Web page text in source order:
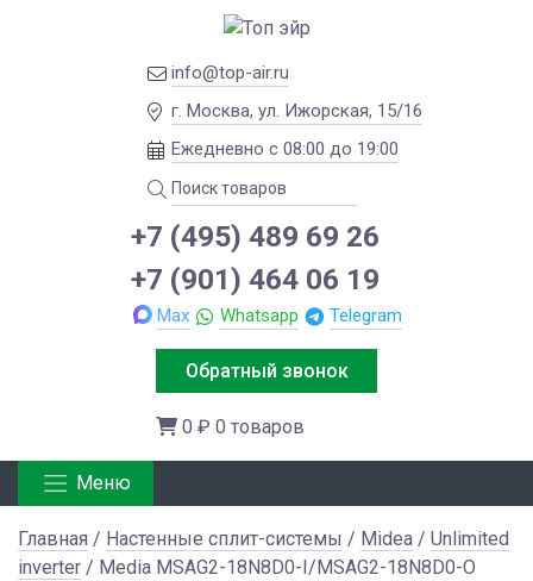
info@top-air.ru
г. Москва, ул. Ижорская, 15/16
Ежедневно с 08:00 до 19:00
+7 (495) 489 69 26
+7 (901) 464 06 19
Max Whatsapp Telegram
Обратный звонок
0 ₽ 0 товаров
Меню
Главная / Настенные сплит-системы / Midea / Unlimited
inverter / Media MSAG2-18N8D0-I/MSAG2-18N8D0-O